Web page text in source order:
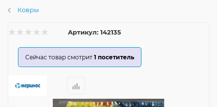
Ковры
Артикул: 142135
Сейчас товар смотрит 1 посетитель